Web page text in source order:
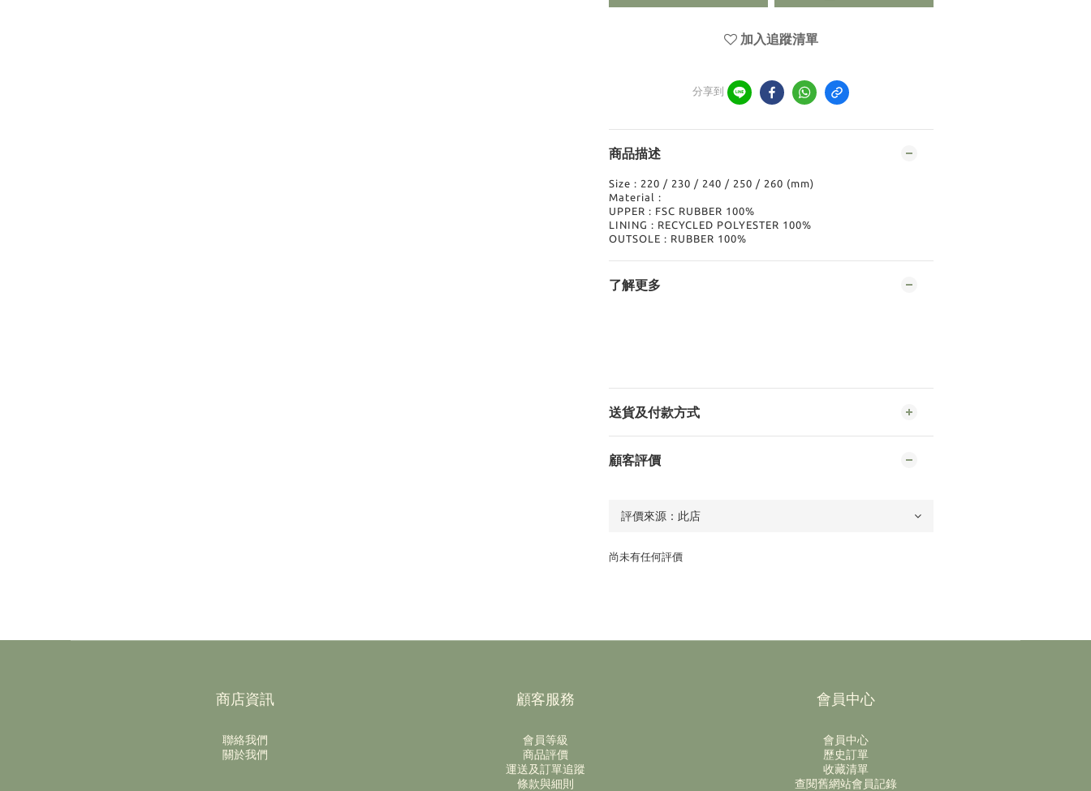
加入追蹤清單
分享到
商品描述
Size : 220 / 230 / 240 / 250 / 260 (mm)
Material :
UPPER : FSC RUBBER 100%
LINING : RECYCLED POLYESTER 100%
OUTSOLE : RUBBER 100%
了解更多
送貨及付款方式
顧客評價
尚未有任何評價
商店資訊
聯絡我們
關於我們
顧客服務
會員等級
商品評價
運送及訂單追蹤
條款與細則
會員中心
會員中心
歷史訂單
收藏清單
查閱舊網站會員記錄